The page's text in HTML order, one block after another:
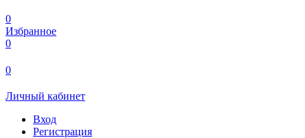
0
Избранное
0
0
Личный кабинет
Вход
Регистрация